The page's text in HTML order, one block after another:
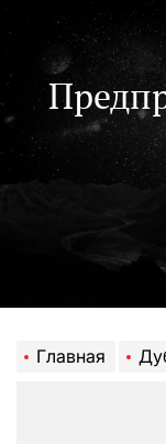
содержимому
Главная